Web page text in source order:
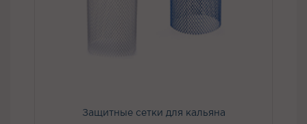
Защитные сетки для кальяна